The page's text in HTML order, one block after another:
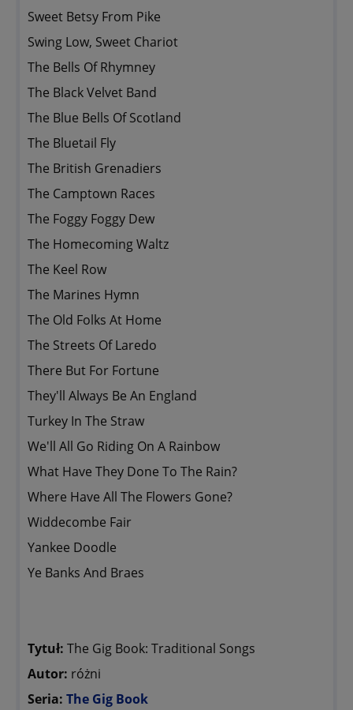
Sweet Betsy From Pike
Swing Low, Sweet Chariot
The Bells Of Rhymney
The Black Velvet Band
The Blue Bells Of Scotland
The Bluetail Fly
The British Grenadiers
The Camptown Races
The Foggy Foggy Dew
The Homecoming Waltz
The Keel Row
The Marines Hymn
The Old Folks At Home
The Streets Of Laredo
There But For Fortune
They'll Always Be An England
Turkey In The Straw
We'll All Go Riding On A Rainbow
What Have They Done To The Rain?
Where Have All The Flowers Gone?
Widdecombe Fair
Yankee Doodle
Ye Banks And Braes
Tytuł: The Gig Book: Traditional Songs
Autor: różni
Seria: The Gig Book